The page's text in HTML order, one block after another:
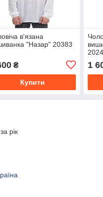
в'язана
"Назар" 20383
₴
Купити
1
рік